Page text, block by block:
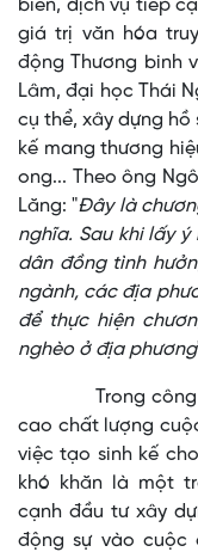
biến, dịch vụ tiếp
giá trị văn hóa
động Thương binh
Lâm, đại học Thái
cụ thể, xây dựng
kế mang thương
ong... Theo ông
Lăng: "Đây là
nghĩa. Sau khi lấy
dân đồng tình
ngành, các địa
để thực hiện
nghèo ở địa phương
Trong công tác
cao chất lượng
việc tạo sinh kế
khó khăn là một
cạnh đầu tư xây
động sự vào